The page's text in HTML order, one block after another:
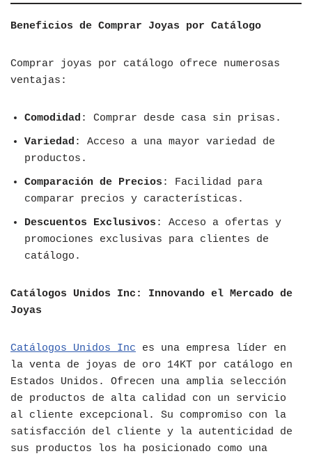
Beneficios de Comprar Joyas por Catálogo
Comprar joyas por catálogo ofrece numerosas
ventajas:
Comodidad : Comprar desde casa sin prisas.
Variedad : Acceso a una mayor variedad de
productos.
Comparación de Precios : Facilidad para
comparar precios y características.
Descuentos Exclusivos : Acceso a ofertas y
promociones exclusivas para clientes de
catálogo.
Catálogos Unidos Inc: Innovando el Mercado de
Joyas
Catálogos Unidos Inc es una empresa líder en
la venta de joyas de oro 14KT por catálogo en
Estados Unidos. Ofrecen una amplia selección
de productos de alta calidad con un servicio
al cliente excepcional. Su compromiso con la
satisfacción del cliente y la autenticidad de
sus productos los ha posicionado como una